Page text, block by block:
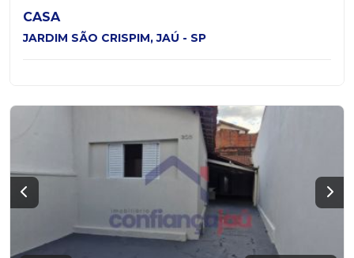
CASA
JARDIM SÃO CRISPIM, JAÚ - SP